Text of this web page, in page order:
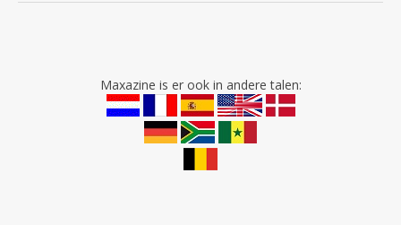
Maxazine is er ook in andere talen: